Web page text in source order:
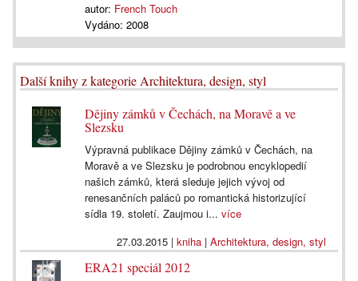
autor: French Touch
Vydáno: 2008
Další knihy z kategorie Architektura, design, styl
Dějiny zámků v Čechách, na Moravě a ve
Slezsku
Výpravná publikace Dějiny zámků v Čechách, na
Moravě a ve Slezsku je podrobnou encyklopedií
našich zámků, která sleduje jejich vývoj od
renesančních paláců po romantická historizující
sídla 19. století. Zaujmou i...více
27.03.2015| kniha| Architektura, design, styl
ERA21 speciál 2012